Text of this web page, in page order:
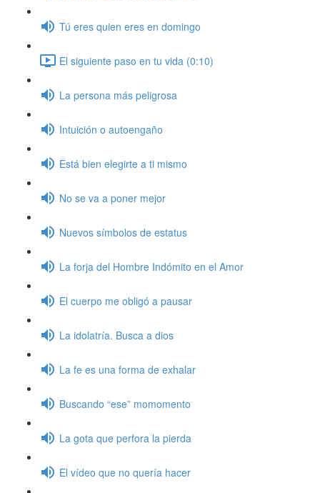
Tú eres quien eres en domingo
El siguiente paso en tu vida (0:10)
La persona más peligrosa
Intuición o autoengaño
Está bien elegirte a ti mismo
No se va a poner mejor
Nuevos símbolos de estatus
La forja del Hombre Indómito en el Amor
El cuerpo me obligó a pausar
La idolatría. Busca a dios
La fe es una forma de exhalar
Buscando “ese” momomento
La gota que perfora la pierda
El vídeo que no quería hacer